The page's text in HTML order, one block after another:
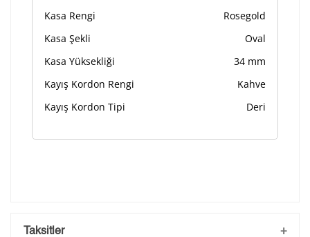
Kasa Rengi
Rosegold
Kasa Şekli
Oval
Kasa Yüksekliği
34 mm
Kayış Kordon Rengi
Kahve
Kayış Kordon Tipi
Deri
Taksitler